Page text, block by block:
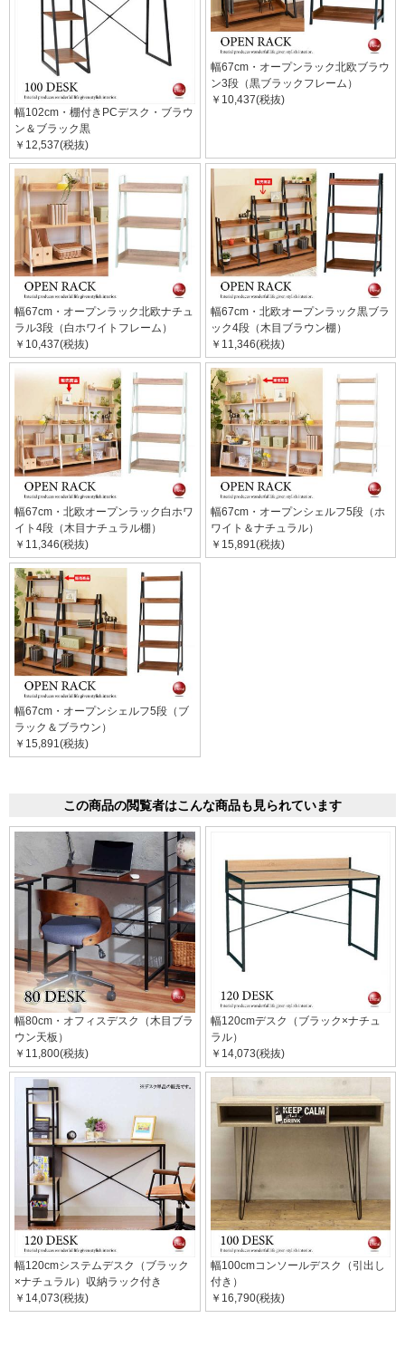
幅102cm・棚付きPCデスク・ブラウ
ン＆ブラック黒
￥12,537(税抜)
幅67cm・オープンラック北欧ブラウ
ン3段（黒ブラックフレーム）
￥10,437(税抜)
幅67cm・オープンラック北欧ナチュ
ラル3段（白ホワイトフレーム）
￥10,437(税抜)
幅67cm・北欧オープンラック黒ブラ
ック4段（木目ブラウン棚）
￥11,346(税抜)
幅67cm・北欧オープンラック白ホワ
イト4段（木目ナチュラル棚）
￥11,346(税抜)
幅67cm・オープンシェルフ5段（ホ
ワイト＆ナチュラル）
￥15,891(税抜)
幅67cm・オープンシェルフ5段（ブ
ラック＆ブラウン）
￥15,891(税抜)
この商品の閲覧者はこんな商品も見られています
幅80cm・オフィスデスク（木目ブラ
ウン天板）
￥11,800(税抜)
幅120cmデスク（ブラック×ナチュ
ラル）
￥14,073(税抜)
幅120cmシステムデスク（ブラック
×ナチュラル）収納ラック付き
￥14,073(税抜)
幅100cmコンソールデスク（引出し
付き）
￥16,790(税抜)